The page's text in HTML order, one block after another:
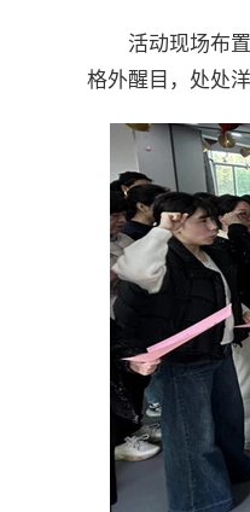
活动现场布
格外醒目，处处